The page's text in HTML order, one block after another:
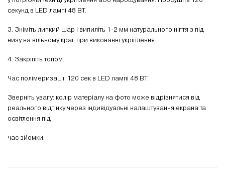
секунд в LED лампі 48 ВТ.
3. Зніміть липкий шар і випиліть 1-2 мм натурального нігтя з під
низу на вільному краї, при виконанні укріплення.
4. Закріпіть топом.
Час полімеризації: 120 сек в LED лампі 48 ВТ.
Зверніть увагу: колір матеріалу на фото може відрізнятися від
реального відтінку через індивідуальні налаштування екрана та
освітлення під
час зйомки.